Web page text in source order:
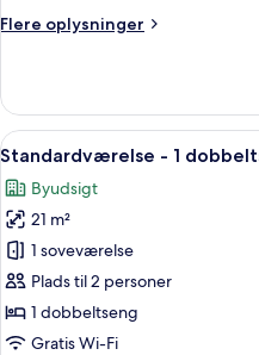
seng
Flere oplysninger
Flere
værelse
1
seng
byudsigt
Indlæs
alle
billeder
af
Standardværelse
-
1
dobbeltseng
8
Standardværelse - 1
Byudsigt
21 m²
1 soveværelse
Plads til 2 personer
1 dobbeltseng
Gratis Wi-Fi